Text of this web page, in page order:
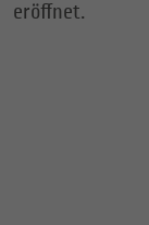
eröffnet.